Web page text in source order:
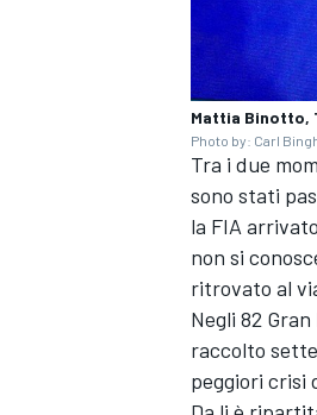
RALLY
Mattia Binotto,
Photo by: Carl
Tra i due
sono stati
la FIA
non si
ritrovato al
Negli 82
raccolto
peggiori crisi